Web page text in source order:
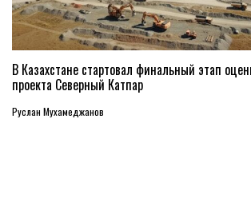
В Казахстане стартовал финальный этап
проекта Северный Катпар
Руслан Мухамеджанов